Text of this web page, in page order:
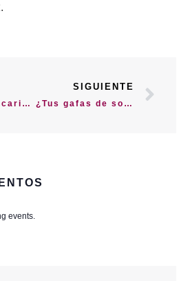
Cuentas bancarias gratuitas para personas vulnerables
SIGUIENTE
¿Tus gafas de sol son seguras?
events.